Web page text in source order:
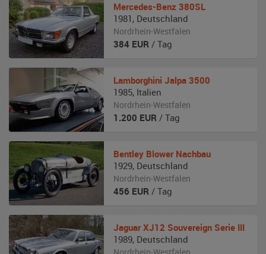
Mercedes-Benz 380SL
1981 , Deutschland
Nordrhein-Westfalen
384 EUR / Tag
Lamborghini Jalpa 3500
1985, Italien
Nordrhein-Westfalen
1.200 EUR / Tag
Bentley Blower Nachbau
1929, Deutschland
Nordrhein-Westfalen
456 EUR / Tag
Jaguar XJ12 Souvereign Serie III
1989, Deutschland